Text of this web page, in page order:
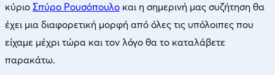
κύριο Σπύρο Ρουσόπουλο και η σημερινή μας συζήτηση θα
έχει μια διαφορετική μορφή από όλες τις υπόλοιπες που
είχαμε μέχρι τώρα και τον λόγο θα το καταλάβετε
παρακάτω.